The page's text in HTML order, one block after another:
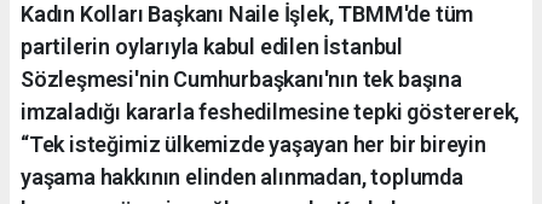
Kadın Kolları Başkanı Naile İşlek, TBMM'de tüm
partilerin oylarıyla kabul edilen İstanbul
Sözleşmesi'nin Cumhurbaşkanı'nın tek başına
imzaladığı kararla feshedilmesine tepki göstererek,
“Tek isteğimiz ülkemizde yaşayan her bir bireyin
yaşama hakkının elinden alınmadan, toplumda